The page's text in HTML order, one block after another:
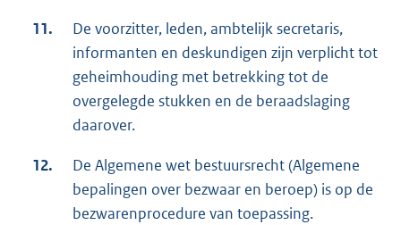
11.
De voorzitter, leden, ambtelijk secretaris,
informanten en deskundigen zijn verplicht tot
geheimhouding met betrekking tot de
overgelegde stukken en de beraadslaging
daarover.
12.
De Algemene wet bestuursrecht (Algemene
bepalingen over bezwaar en beroep) is op de
bezwarenprocedure van toepassing.